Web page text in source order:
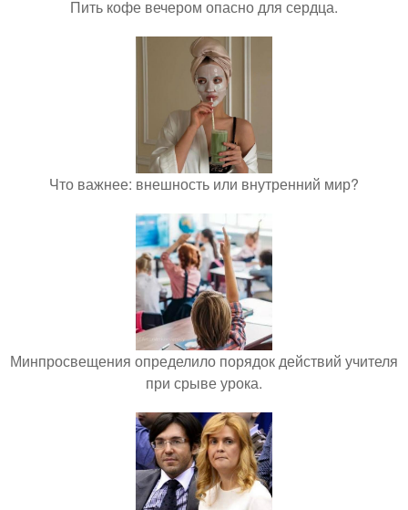
Пить кофе вечером опасно для сердца.
Что важнее: внешность или внутренний мир?
Минпросвещения определило порядок действий учителя
при срыве урока.